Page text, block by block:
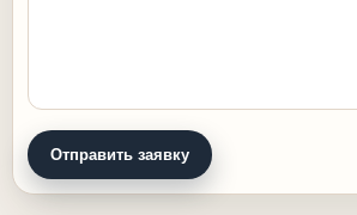
Отправить заявку